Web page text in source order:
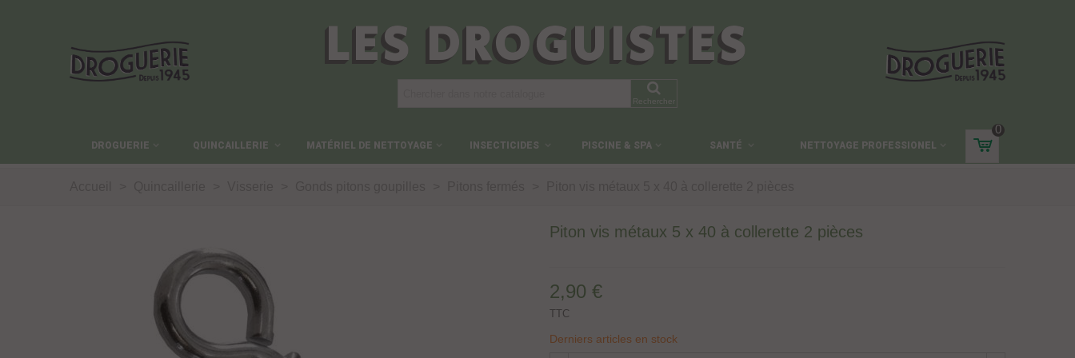
LES DROGUISTES
Rechercher
DROGUERIE QUINCAILLERIE MATÉRIEL DE NETTOYAGE INSECTICIDES PISCINE & SPA SANTÉ NETTOYAGE PROFESSIONEL
0
Piton vis métaux 5 x 40 à collerette 2 pièces
2,90 €
TTC
Derniers articles en stock